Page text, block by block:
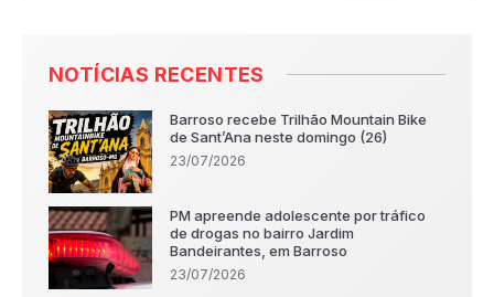
NOTÍCIAS RECENTES
Barroso recebe Trilhão Mountain Bike
de Sant’Ana neste domingo (26)
23/07/2026
PM apreende adolescente por tráfico
de drogas no bairro Jardim
Bandeirantes, em Barroso
23/07/2026